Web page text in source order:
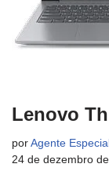
Lenovo
por Agente
24 de dezembro